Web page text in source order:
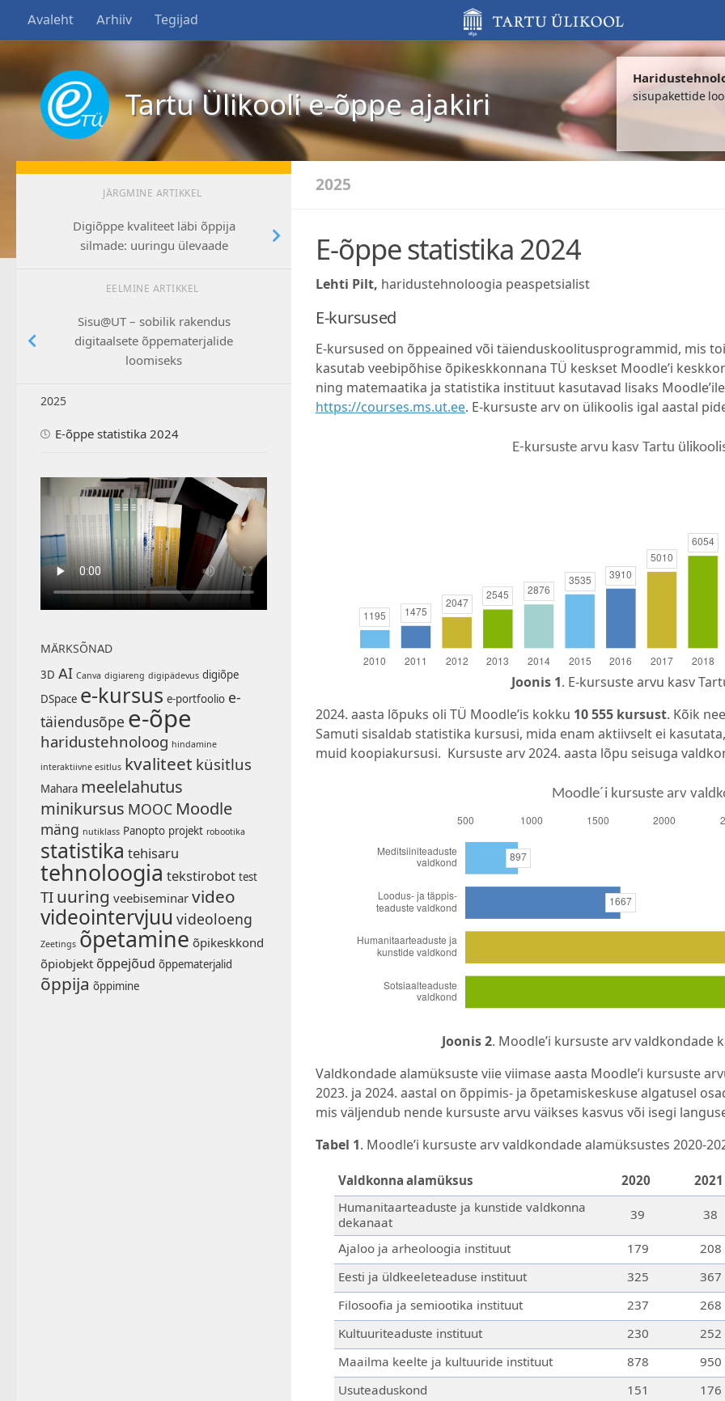
Avaleht Arhiiv Tegijad
sisupakettide
Tartu Ülikooli e-õppe ajakiri
2025
E-õppe statistika 2024
Lehti Pilt, haridustehnoloogia peaspetsialist
E-kursused
E-kursused on õppeained või täienduskoolitusprogrammid, mis
kasutab veebipõhise õpikeskkonnana TÜ keskset Moodle’i
ning matemaatika ja statistika instituut kasutavad lisaks
https://courses.ms.ut.ee. E-kursuste arv on ülikoolis igal aastal
Joonis 1. E-kursuste arvu kasv
2024. aasta lõpuks oli TÜ Moodle’is kokku 10 555 kursust. Kõik
Samuti sisaldab statistika kursusi, mida enam aktiivselt ei
muid koopiakursusi. Kursuste arv 2024. aasta lõpu seisuga
Joonis 2. Moodle’i kursuste arv valdkondade
Valdkondade alamüksuste viie viimase aasta Moodle’i kursuste
2023. ja 2024. aastal on õppimis- ja õpetamiskeskuse algatusel
mis väljendub nende kursuste arvu väikses kasvus või isegi
Tabel 1. Moodle’i kursuste arv valdkondade alamüksustes 2020-
Valdkonna alamüksus 2020
2021
Humanitaarteaduste ja kunstide valdkonna
dekanaat
39 38
Ajaloo ja arheoloogia instituut 179
208
Eesti ja üldkeeleteaduse instituut
325
367
Filosoofia ja semiootika instituut
237
268
Kultuuriteaduste instituut
230
252
Maailma keelte ja kultuuride instituut
878
950
Usuteaduskond
151
176
JÄRGMINE ARTIKKEL
Digiõppe kvaliteet läbi õppija
silmade: uuringu ülevaade
EELMINE ARTIKKEL
Sisu@UT – sobilik rakendus
digitaalsete õppematerjalide
loomiseks
2025
E-õppe statistika 2024
MÄRKSÕNAD
3D AI Canva digiareng digipädevus digiõpe
DSpace e-kursus e-portfoolio e-
täiendusõpe e-õpe
haridustehnoloog hindamine
interaktiivne esitlus kvaliteet küsitlus
Mahara meelelahutus
minikursus MOOC Moodle
mäng nutiklass Panopto projekt robootika
statistika tehisaru
tehnoloogia tekstirobot test
TI uuring veebiseminar video
videointervjuu videoloeng
Zeetings õpetamine õpikeskkond
õpiobjekt õppejõud õppematerjalid
õppija õppimine